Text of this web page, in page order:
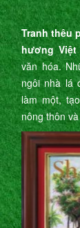
Tranh thêu
hương Việt
văn hóa.
ngôi nhà lá
làm một,
nông thôn